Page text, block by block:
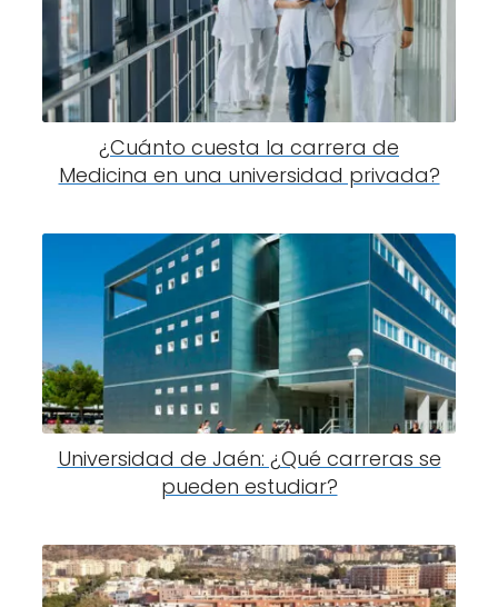
¿Cuánto cuesta la carrera de
Medicina en una universidad privada?
Universidad de Jaén: ¿Qué carreras se
pueden estudiar?